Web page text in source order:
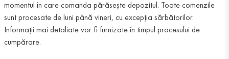
momentul în care comanda părăsește depozitul. Toate comenzile
sunt procesate de luni până vineri, cu excepția sărbătorilor.
Informații mai detaliate vor fi furnizate în timpul procesului de
cumpărare.